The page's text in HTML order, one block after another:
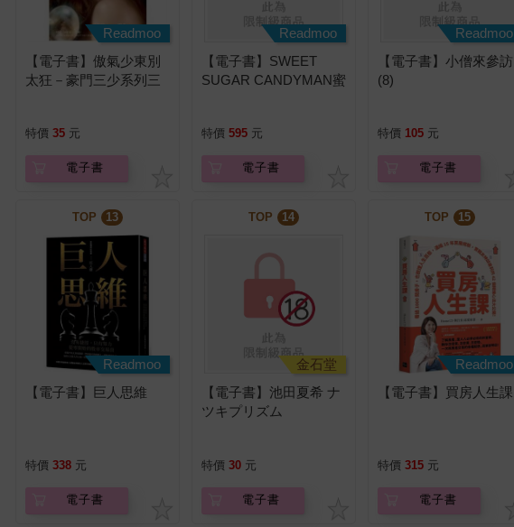
Readmoo
【電子書】傲氣少東別
太狂－豪門三少系列三
特價 35 元
電子書
Readmoo
【電子書】SWEET
SUGAR CANDYMAN蜜
特價 595 元
電子書
Readmoo
【電子書】小僧來參訪
(8)
特價 105 元
電子書
TOP 13
Readmoo
【電子書】巨人思維
特價 338 元
電子書
TOP 14
金石堂
【電子書】池田夏希 ナ
ツキプリズム
特價 30 元
電子書
TOP 15
Readmoo
【電子書】買房人生課
特價 315 元
電子書